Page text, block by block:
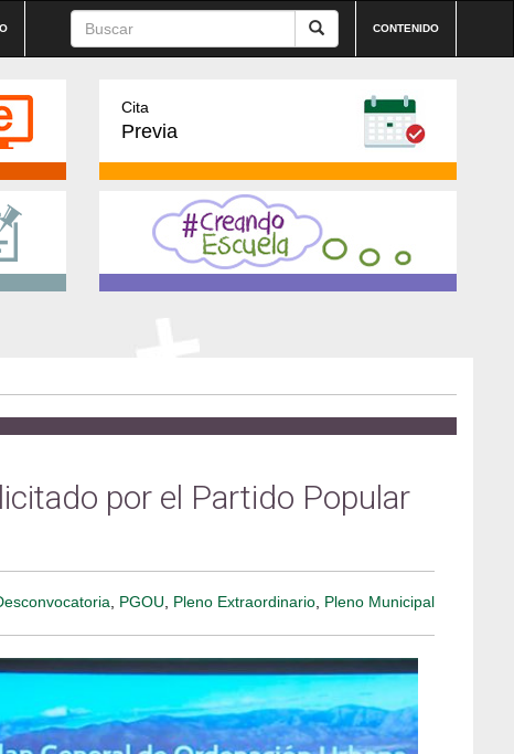
CONTENIDO
Cita
Previa
por el Partido Popular
PGOU Pleno Extraordinario Pleno Municipal